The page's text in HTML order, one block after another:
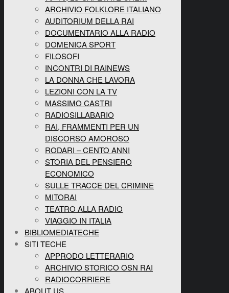
ARCHIVIO FOLKLORE ITALIANO
AUDITORIUM DELLA RAI
DOCUMENTARIO ALLA RADIO
DOMENICA SPORT
FILOSOFI
INCONTRI DI RAINEWS
LA DONNA CHE LAVORA
LEZIONI CON LA TV
MASSIMO CASTRI
RADIOSILLABARIO
RAI, FRAMMENTI PER UN
DISCORSO AMOROSO
RODARI – CENTO ANNI
STORIA DEL PENSIERO
ECONOMICO
SULLE TRACCE DEL CRIMINE
MITORAI
TEATRO ALLA RADIO
VIAGGIO IN ITALIA
BIBLIOMEDIATECHE
SITI TECHE
APPRODO LETTERARIO
ARCHIVIO STORICO OSN RAI
RADIOCORRIERE
ABOUT US